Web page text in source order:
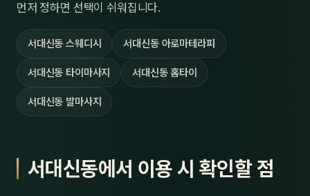
먼저 정하면 선택이 쉬워집니다.
서대신동 스웨디시 서대신동 아로마테라피
서대신동 타이마사지 서대신동 홈타이
서대신동 발마사지
서대신동에서 이용 시 확인할 점